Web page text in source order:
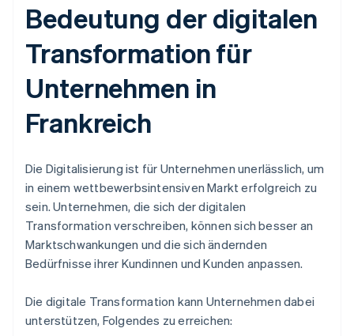
Bedeutung der digitalen
Transformation für
Unternehmen in
Frankreich
Die Digitalisierung ist für Unternehmen unerlässlich, um
in einem wettbewerbsintensiven Markt erfolgreich zu
sein. Unternehmen, die sich der digitalen
Transformation verschreiben, können sich besser an
Marktschwankungen und die sich ändernden
Bedürfnisse ihrer Kundinnen und Kunden anpassen.
Die digitale Transformation kann Unternehmen dabei
unterstützen, Folgendes zu erreichen: